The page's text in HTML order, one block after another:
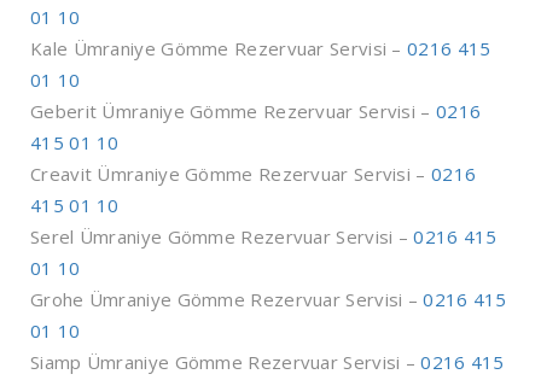
01 10
Kale Ümraniye Gömme Rezervuar Servisi – 0216 415
01 10
Geberit Ümraniye Gömme Rezervuar Servisi – 0216
415 01 10
Creavit Ümraniye Gömme Rezervuar Servisi – 0216
415 01 10
Serel Ümraniye Gömme Rezervuar Servisi –0216 415
01 10
Grohe Ümraniye Gömme Rezervuar Servisi –0216 415
01 10
Siamp Ümraniye Gömme Rezervuar Servisi –0216 415